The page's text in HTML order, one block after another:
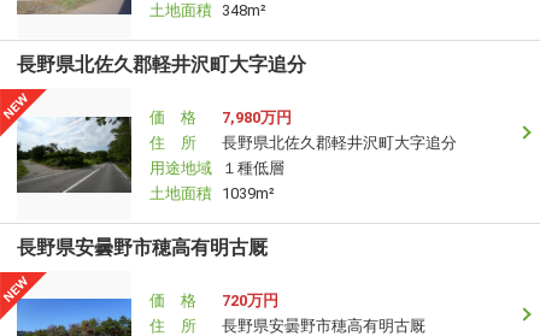
土地面積 348m²
長野県北佐久郡軽井沢町大字追分
価 格
7,980万円
住 所
長野県北佐久郡軽井沢町大字追分
用途地域
１種低層
土地面積 1039m²
長野県安曇野市穂高有明古厩
価 格
720万円
住 所
長野県安曇野市穂高有明古厩